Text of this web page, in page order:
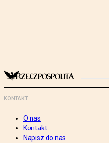
KONTAKT
O nas
Kontakt
Napisz do nas